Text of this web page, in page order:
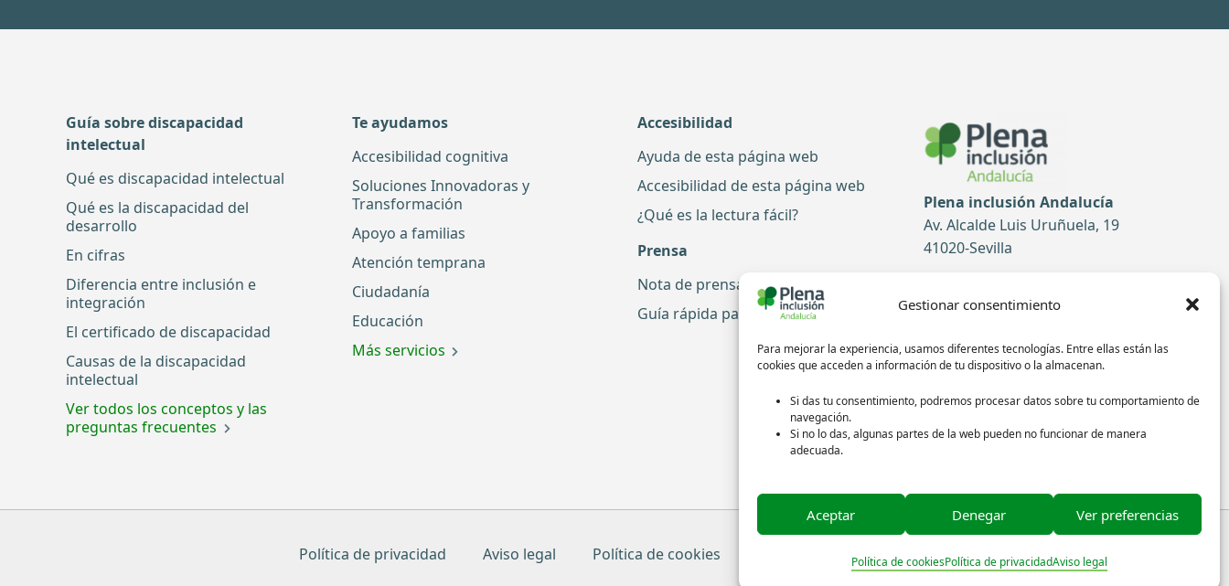
Gestionar consentimiento
Para mejorar la experiencia, usamos diferentes tecnologías. Entre ellas están las
cookies que acceden a información de tu dispositivo o la almacenan.
Si das tu consentimiento, podremos procesar datos sobre tu comportamiento de
navegación.
Si no lo das, algunas partes de la web pueden no funcionar de manera
adecuada.
Aceptar Denegar Ver preferencias
Política de cookiesPolítica de privacidadAviso legal
Guía sobre discapacidad
intelectual
Qué es discapacidad intelectual
Qué es la discapacidad del
desarrollo
En cifras
Diferencia entre inclusión e
integración
El certificado de discapacidad
Causas de la discapacidad
intelectual
Ver todos los conceptos y las
preguntas frecuentes
Te ayudamos
Accesibilidad cognitiva
Soluciones Innovadoras y
Transformación
Apoyo a familias
Atención temprana
Ciudadanía
Educación
Más servicios
Accesibilidad
Ayuda de esta página web
Accesibilidad de esta página web
¿Qué es la lectura fácil?
Prensa
Nota de prensa
Guía rápida para periodistas
Plena inclusión Andalucía
Av. Alcalde Luis Uruñuela, 19
41020-Sevilla
Tel: 954 52 51 99
Contacto
Síguenos en redes sociales:
Política de privacidad Aviso legal Política de cookies Créditos de las imágenes